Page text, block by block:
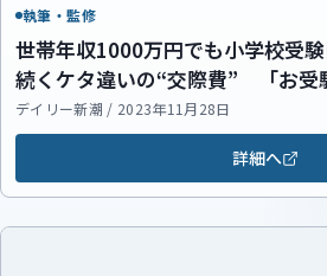
執筆・監修
世帯年収1000万円でも小学校受
続くケタ違いの“交際費” 「お受
デイリー新潮 / 2023年11月28日
詳細へ